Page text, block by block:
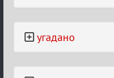
угадано